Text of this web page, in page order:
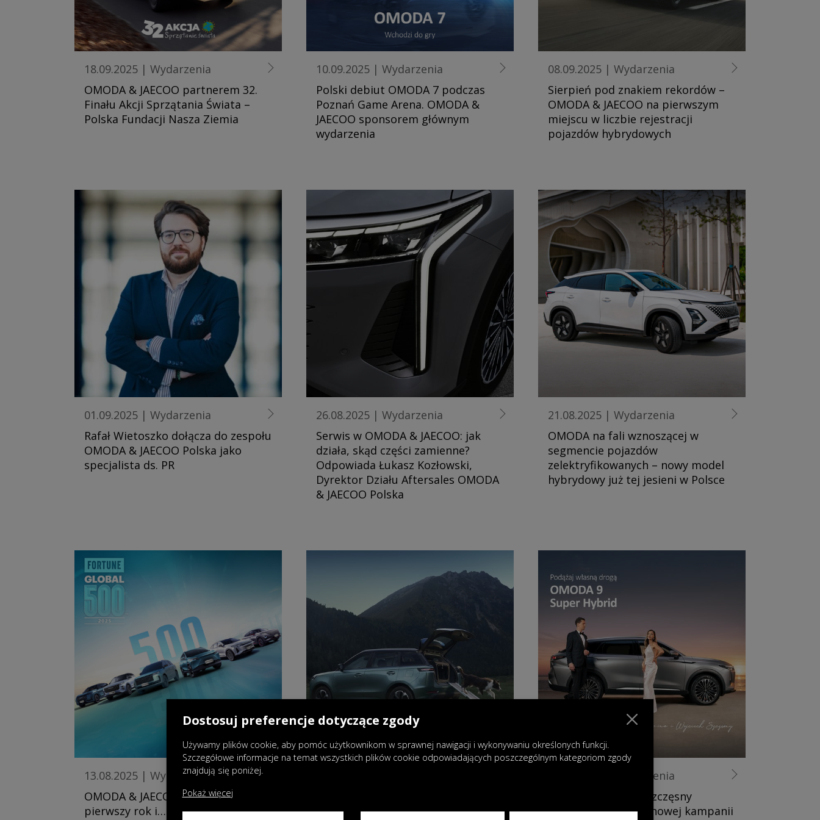
18.09.2025 | Wydarzenia
OMODA & JAECOO partnerem 32.
Finału Akcji Sprzątania Świata –
Polska Fundacji Nasza Ziemia
10.09.2025 | Wydarzenia
Polski debiut OMODA 7 podczas
Poznań Game Arena. OMODA &
JAECOO sponsorem głównym
wydarzenia
08.09.2025 | Wydarzenia
Sierpień pod znakiem rekordów –
OMODA & JAECOO na pierwszym
miejscu w liczbie rejestracji
pojazdów hybrydowych
01.09.2025 | Wydarzenia
Rafał Wietoszko dołącza do zespołu
OMODA & JAECOO Polska jako
specjalista ds. PR
26.08.2025 | Wydarzenia
Serwis w OMODA & JAECOO: jak
działa, skąd części zamienne?
Odpowiada Łukasz Kozłowski,
Dyrektor Działu Aftersales OMODA
& JAECOO Polska
21.08.2025 | Wydarzenia
OMODA na fali wznoszącej w
segmencie pojazdów
zelektryfikowanych – nowy model
hybrydowy już tej jesieni w Polsce
13.08.2025 | Wydarzenia
OMODA & JAECOO świętuje
pierwszy rok i… globalne,
podróży z pupilem – ma specjalne
Wydarzenia
MaRina i Wojciech Szczęsny
ponownie razem w nowej kampanii
Dostosuj preferencje dotyczące zgody
Używamy plików cookie, aby pomóc użytkownikom w sprawnej nawigacji i wykonywaniu określonych funkcji.
Szczegółowe informacje na temat wszystkich plików cookie odpowiadających poszczególnym kategoriom zgody
znajdują się poniżej.
Pokaż więcej